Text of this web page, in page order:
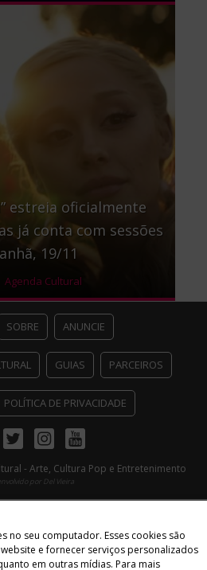
no seu computador. Esses cookies são
e fornecer serviços personalizados
em outras mídias. Para mais
estreia oficialmente
já conta com sessões
19/11
Agenda Cultural
SOBRE ANUNCIE
GUIAS PARCEIROS
POLÍTICA DE PRIVACIDADE
TwitterInstagramYoutube
- Arte, Cultura Pop e Entretenimento
por Del Vieira